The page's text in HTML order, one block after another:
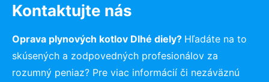
Kontaktujte nás
Oprava plynových kotlov Dlhé diely? Hľadáte na to
skúsených a zodpovedných profesionálov za
rozumný peniaz? Pre viac informácií či nezáväznú